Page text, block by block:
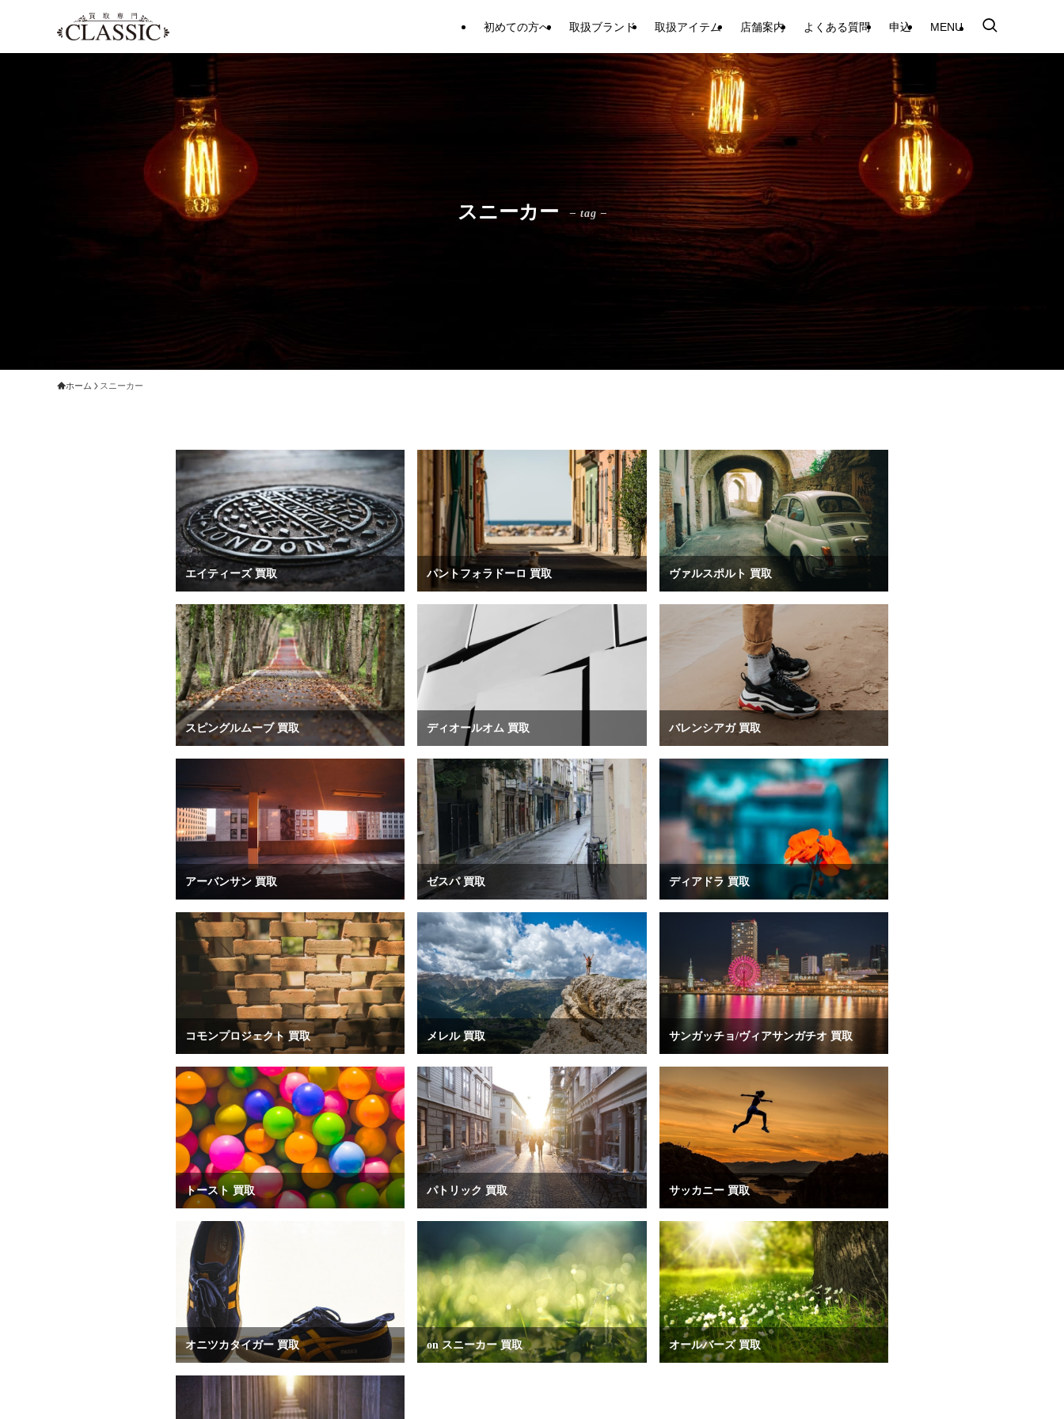
初めての方へ 取扱ブランド 取扱アイテム 店舗案内 よくある質問 申込 MENU
スニーカー – tag –
ホーム スニーカー
エイティーズ 買取 パントフォラドーロ 買取 ヴァルスポルト 買取
スピングルムーブ 買取 ディオールオム 買取 バレンシアガ 買取
アーバンサン 買取 ゼスパ 買取 ディアドラ 買取
コモンプロジェクト 買取 メレル 買取 サンガッチョ/ヴィアサンガチオ 買取
トースト 買取 パトリック 買取 サッカニー 買取
オニツカタイガー 買取 on スニーカー 買取 オールバーズ 買取